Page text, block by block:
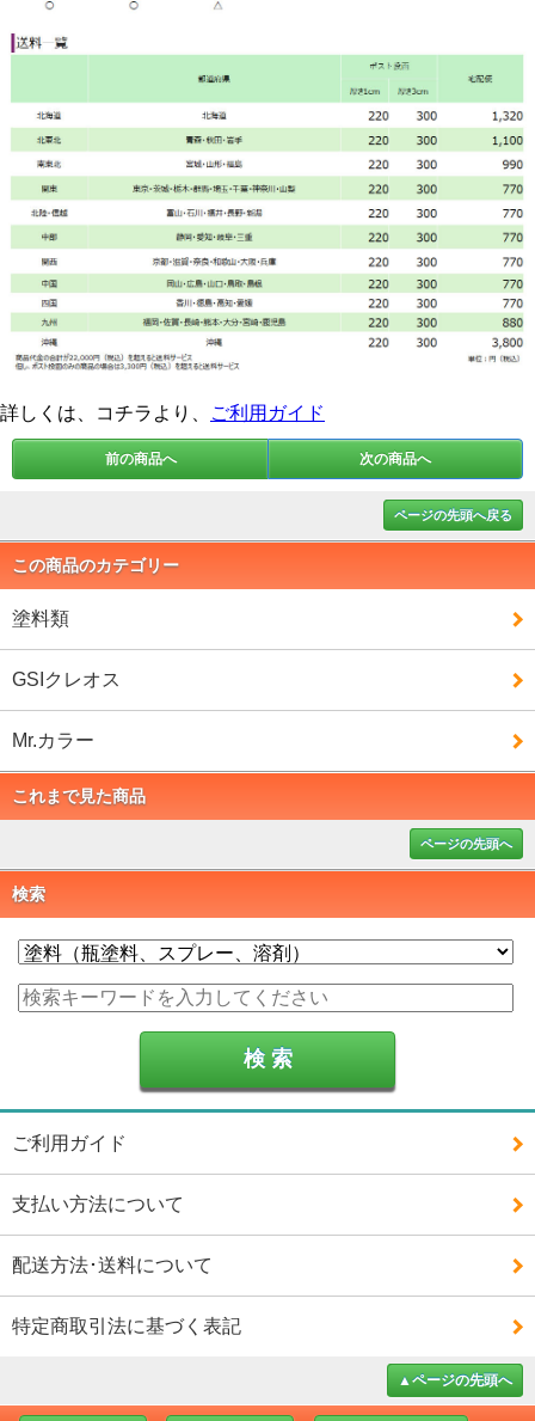
詳しくは、コチラより、 ご利用ガイド
前の商品へ 次の商品へ
ページの先頭へ戻る
この商品のカテゴリー
塗料類
GSIクレオス
Mr.カラー
これまで見た商品
ページの先頭へ
検索
ご利用ガイド
支払い方法について
配送方法･送料について
特定商取引法に基づく表記
▲ページの先頭へ